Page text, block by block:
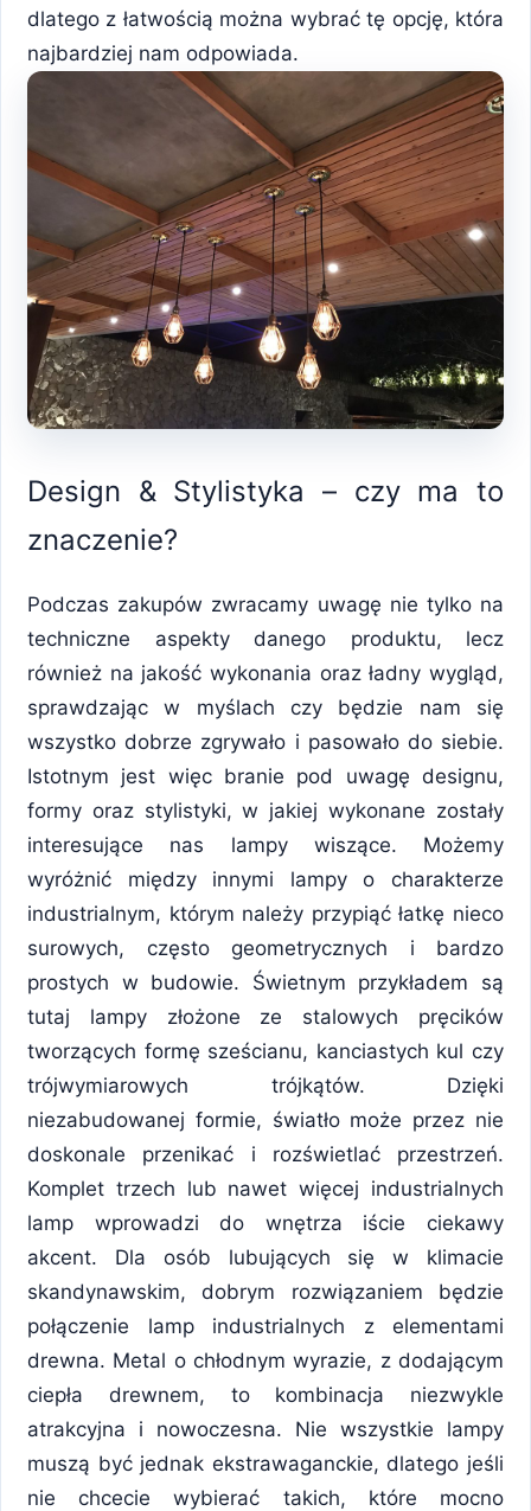
dlatego z łatwością można wybrać tę opcję, która
najbardziej nam odpowiada.
Design & Stylistyka – czy ma to
znaczenie?
Podczas zakupów zwracamy uwagę nie tylko na
techniczne aspekty danego produktu, lecz
również na jakość wykonania oraz ładny wygląd,
sprawdzając w myślach czy będzie nam się
wszystko dobrze zgrywało i pasowało do siebie.
Istotnym jest więc branie pod uwagę designu,
formy oraz stylistyki, w jakiej wykonane zostały
interesujące nas lampy wiszące. Możemy
wyróżnić między innymi lampy o charakterze
industrialnym, którym należy przypiąć łatkę nieco
surowych, często geometrycznych i bardzo
prostych w budowie. Świetnym przykładem są
tutaj lampy złożone ze stalowych pręcików
tworzących formę sześcianu, kanciastych kul czy
trójwymiarowych trójkątów. Dzięki
niezabudowanej formie, światło może przez nie
doskonale przenikać i rozświetlać przestrzeń.
Komplet trzech lub nawet więcej industrialnych
lamp wprowadzi do wnętrza iście ciekawy
akcent. Dla osób lubujących się w klimacie
skandynawskim, dobrym rozwiązaniem będzie
połączenie lamp industrialnych z elementami
drewna. Metal o chłodnym wyrazie, z dodającym
ciepła drewnem, to kombinacja niezwykle
atrakcyjna i nowoczesna. Nie wszystkie lampy
muszą być jednak ekstrawaganckie, dlatego jeśli
nie chcecie wybierać takich, które mocno